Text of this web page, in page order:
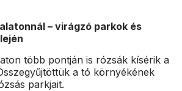
– virágzó parkok és
több pontján is rózsák kísérik a
a tó környékének
parkjait.